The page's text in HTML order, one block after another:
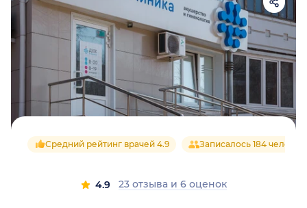
Средний рейтинг врачей 4.9 Записалось 184
4.9 23 отзыва и 6 оценок